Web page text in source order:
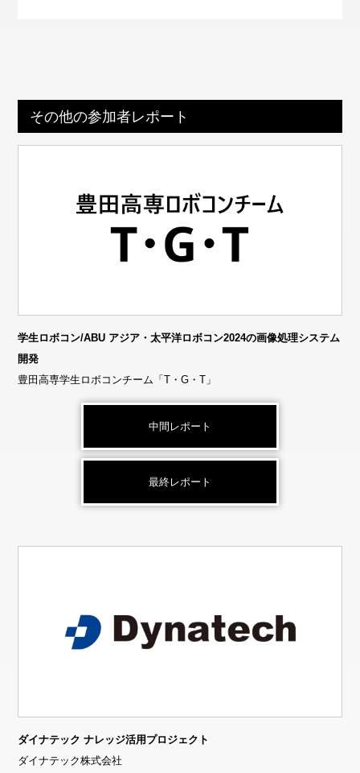
その他の参加者レポート
学生ロボコン/ABU アジア・太平洋ロボコン2024の画像処理システム
開発
豊田高専学生ロボコンチーム「T・G・T」
中間レポート
最終レポート
ダイナテック ナレッジ活用プロジェクト
ダイナテック株式会社